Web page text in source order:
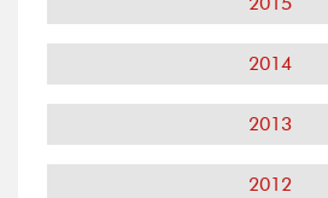
2014
2013
2012